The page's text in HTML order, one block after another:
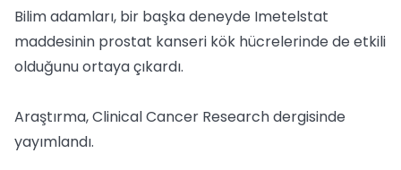
Bilim adamları, bir başka deneyde Imetelstat
maddesinin prostat kanseri kök hücrelerinde de etkili
olduğunu ortaya çıkardı.
Araştırma, Clinical Cancer Research dergisinde
yayımlandı.